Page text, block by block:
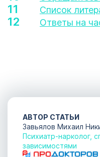
Список
Ответы на
АВТОР СТАТЬИ
Завьялов Михаил
Психиатр-нарколог,
зависимостями